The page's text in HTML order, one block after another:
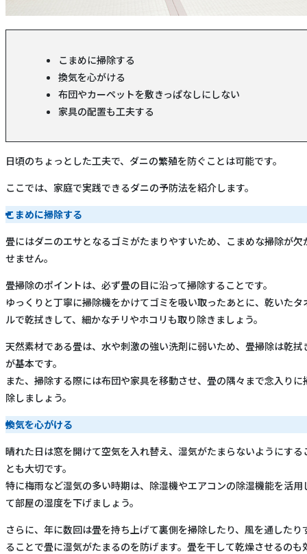
こまめに掃除する
換気を心がける
布団やカーペットを敷きっぱなしにしない
家具の配置も工夫する
日頃のちょっとした工夫で、ダニの繁殖を防ぐことは可能です。
ここでは、家庭で実践できるダニの予防法を紹介します。
こまめに掃除する
畳にはダニのエサとなるゴミがたまりやすいため、こまめな掃除が欠
せません。
畳掃除のポイントは、必ず畳の目に沿って掃除することです。
ゆっくりと丁寧に掃除機をかけてゴミを吸い取ったあとに、乾いたタ
ルで乾拭きして、細かなチリやホコリも取り除きましょう。
天然素材である畳は、水や刺激の強い洗剤に弱いため、畳掃除は乾拭
が基本です。
また、掃除する際には布団や家具を移動させ、畳の隅々まで念入りに
除しましょう。
換気を心がける
晴れた日は窓を開けて空気を入れ替え、湿気がたまらないようにする
とも大切です。
特に梅雨など湿気の多い時期は、除湿機やエアコンの除湿機能を活用
て部屋の湿度を下げましょう。
さらに、年に数回は畳を持ち上げて裏側を掃除したり、風を通したり
ることで畳に湿気がたまるのを防げます。畳を干して乾燥させるのも